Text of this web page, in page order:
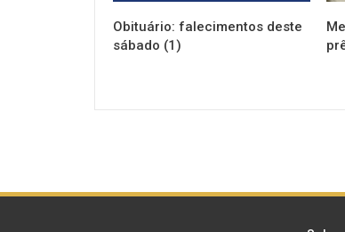
Obituário: falecimentos deste
sábado (1)